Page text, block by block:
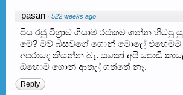
pasan · 522 weeks ago
පිය රජු විශ්‍රාම ගියාම රජකම ගන්න හිටපු
මේ? මව් බිසවගේ ගොන් මොලේ එහෙමම
අපරාදෙ කියන්න බෑ. යකෝ අපි පොඩි
ඔහොම ගොන් ආතල් ගත්තේ නෑ.
Reply